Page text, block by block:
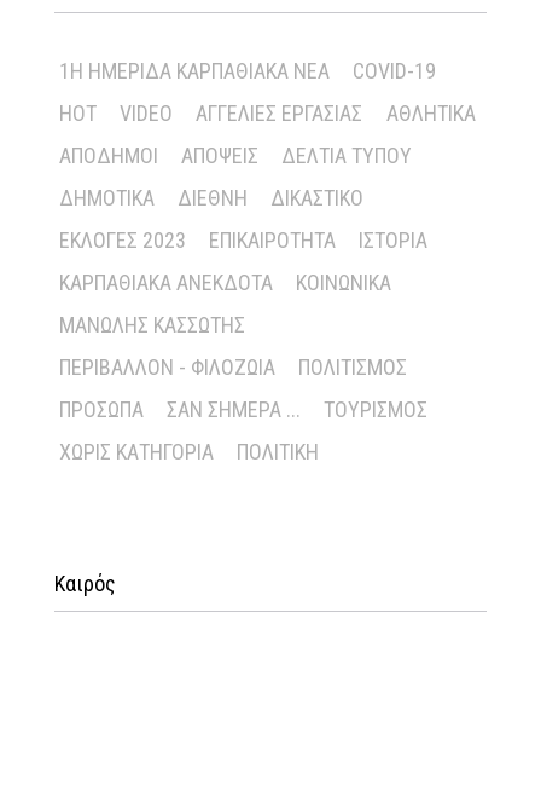
1Η ΗΜΕΡΊΔΑ ΚΑΡΠΑΘΙΑΚΆ ΝΈΑ
COVID-19
HOT
VIDEO ΑΓΓΕΛΊΕΣ ΕΡΓΑΣΊΑΣ
ΑΘΛΗΤΙΚΆ
ΑΠΌΔΗΜΟΙ
ΑΠΌΨΕΙΣ
ΔΕΛΤΊΑ ΤΎΠΟΥ
ΔΗΜΟΤΙΚΆ
ΔΙΕΘΝΉ
ΔΙΚΑΣΤΙΚΌ
ΕΚΛΟΓΈΣ 2023
ΕΠΙΚΑΙΡΌΤΗΤΑ
ΙΣΤΟΡΊΑ
ΚΑΡΠΑΘΙΑΚΆ ΑΝΈΚΔΟΤΑ
ΚΟΙΝΩΝΙΚΆ
ΜΑΝΏΛΗΣ ΚΑΣΣΏΤΗΣ
ΠΕΡΙΒΆΛΛΟΝ - ΦΙΛΟΖΩΊΑ
ΠΟΛΙΤΙΣΜΌΣ
ΠΡΌΣΩΠΑ
ΣΑΝ ΣΉΜΕΡΑ ...
ΤΟΥΡΙΣΜΌΣ
ΧΩΡΊΣ ΚΑΤΗΓΟΡΊΑ
ΠΟΛΙΤΙΚΉ
Καιρός